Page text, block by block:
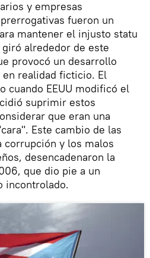
y empresas
fueron un
mantener el injusto statu
giró alrededor de este
provocó un desarrollo
realidad ficticio. El
cuando EEUU modificó el
suprimir estos
que eran una
Este cambio de las
corrupción y los malos
desencadenaron la
que dio pie a un
incontrolado.